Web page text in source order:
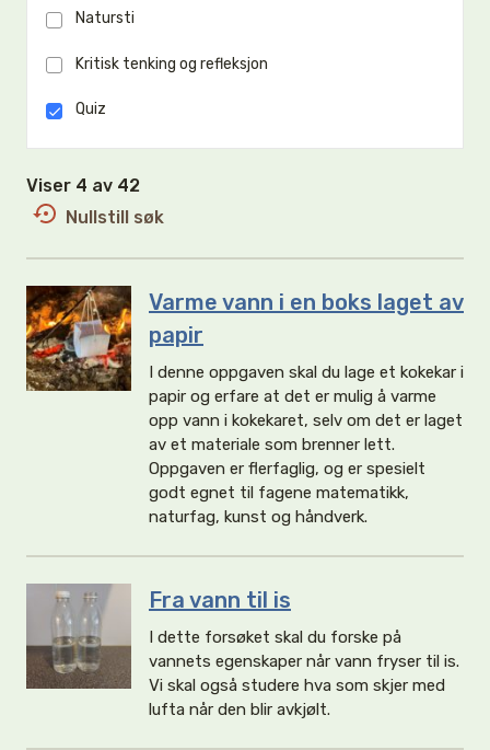
Natursti
Kritisk tenking og refleksjon
Quiz
Viser 4 av 42
Nullstill søk
Varme vann i en boks laget av
papir
I denne oppgaven skal du lage et kokekar i
papir og erfare at det er mulig å varme
opp vann i kokekaret, selv om det er laget
av et materiale som brenner lett.
Oppgaven er flerfaglig, og er spesielt
godt egnet til fagene matematikk,
naturfag, kunst og håndverk.
Fra vann til is
I dette forsøket skal du forske på
vannets egenskaper når vann fryser til is.
Vi skal også studere hva som skjer med
lufta når den blir avkjølt.